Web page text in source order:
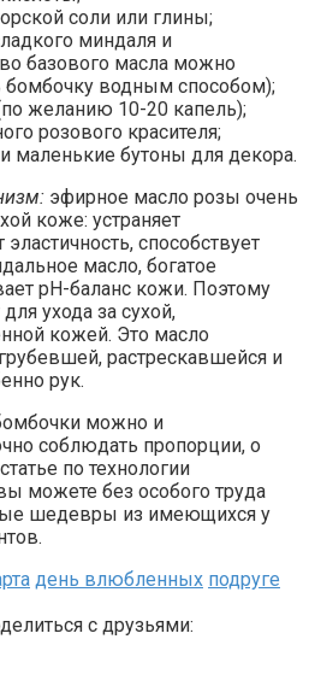
соли или глины;
миндаля и
базового масла можно
бомбочку водным способом);
желанию 10-20 капель);
розового красителя;
маленькие бутоны для декора.
эфирное масло розы очень
коже: устраняет
способствует
масло, богатое
рН-баланс кожи. Поэтому
ухода за сухой,
кожей. Это масло
растрескавшейся и
рук.
можно и
соблюдать пропорции, о
по технологии
можете без особого труда
шедевры из имеющихся у
день влюбленных подруге
с друзьями: